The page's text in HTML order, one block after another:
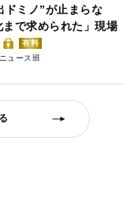
ドミノ”が止まらな
で求められた」現場
有料
ュース班